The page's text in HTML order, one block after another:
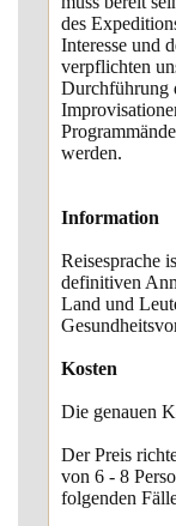
des
Interesse und
verpflichten
Durchführung
werden.
Information
Reisesprache
definitiven
Land und
Kosten
Die genauen
Der Preis
von 6 - 8
folgenden